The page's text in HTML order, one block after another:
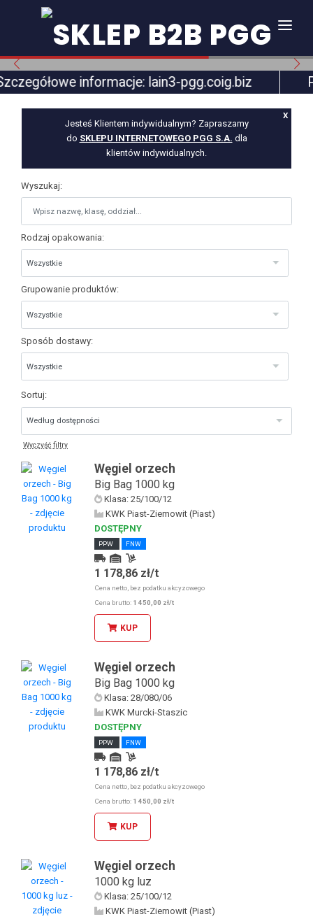
Przejdź do głównej treści
STRONA GŁÓWNA
AKTUALNOŚCI
FANPAGE
KDW
LOGOWANIE
REJESTRACJA
KOSZYK
informacje: lain3-pgg.coig.biz Polska
X
Jesteś Klientem indywidualnym? Zapraszamy
do SKLEPU INTERNETOWEGO PGG S.A. dla
klientów indywidualnych.
Wyszukaj:
Rodzaj opakowania:
Grupowanie produktów:
Sposób dostawy:
Wyczyść filtry
Sortuj:
Węgiel orzech
Big Bag 1000 kg
Klasa: 25/100/12
KWK Piast-Ziemowit (Piast)
DOSTĘPNY
PPW FNW
Kurier
Odbiór osobisty u KDW
Odbiór osobisty w sklepie stacjonarnym
1 178,86 zł/t
Cena netto, bez podatku akcyzowego
Cena brutto: 1 450,00 zł/t
KUP
Węgiel orzech
Big Bag 1000 kg
Klasa: 28/080/06
KWK Murcki-Staszic
DOSTĘPNY
PPW FNW
Kurier
Odbiór osobisty u KDW
Odbiór osobisty w sklepie stacjonarnym
1 178,86 zł/t
Cena netto, bez podatku akcyzowego
Cena brutto: 1 450,00 zł/t
KUP
Węgiel orzech
1000 kg luz
Klasa: 25/100/12
KWK Piast-Ziemowit (Piast)